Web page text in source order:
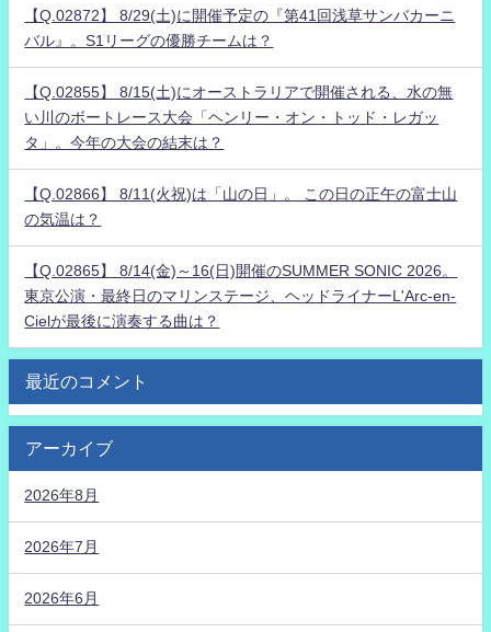
【Q.02872】 8/29(土)に開催予定の『第41回浅草サンバカーニ
バル』。S1リーグの優勝チームは？
【Q.02855】 8/15(土)にオーストラリアで開催される、水の無
い川のボートレース大会「ヘンリー・オン・トッド・レガッ
タ」。今年の大会の結末は？
【Q.02866】 8/11(火祝)は「山の日」。 この日の正午の富士山
の気温は？
【Q.02865】 8/14(金)～16(日)開催のSUMMER SONIC 2026。
東京公演・最終日のマリンステージ、ヘッドライナーL'Arc-en-
Cielが最後に演奏する曲は？
最近のコメント
アーカイブ
2026年8月
2026年7月
2026年6月